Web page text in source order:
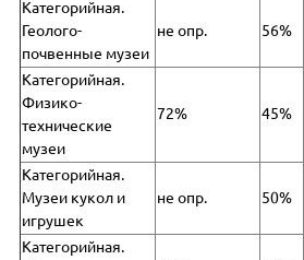
Категорийная.
Геолого-
почвенные музеи
не опр. 56%
Категорийная.
Физико-
технические
музеи
72% 45%
Категорийная.
Музеи кукол и
игрушек
не опр. 50%
Категорийная.